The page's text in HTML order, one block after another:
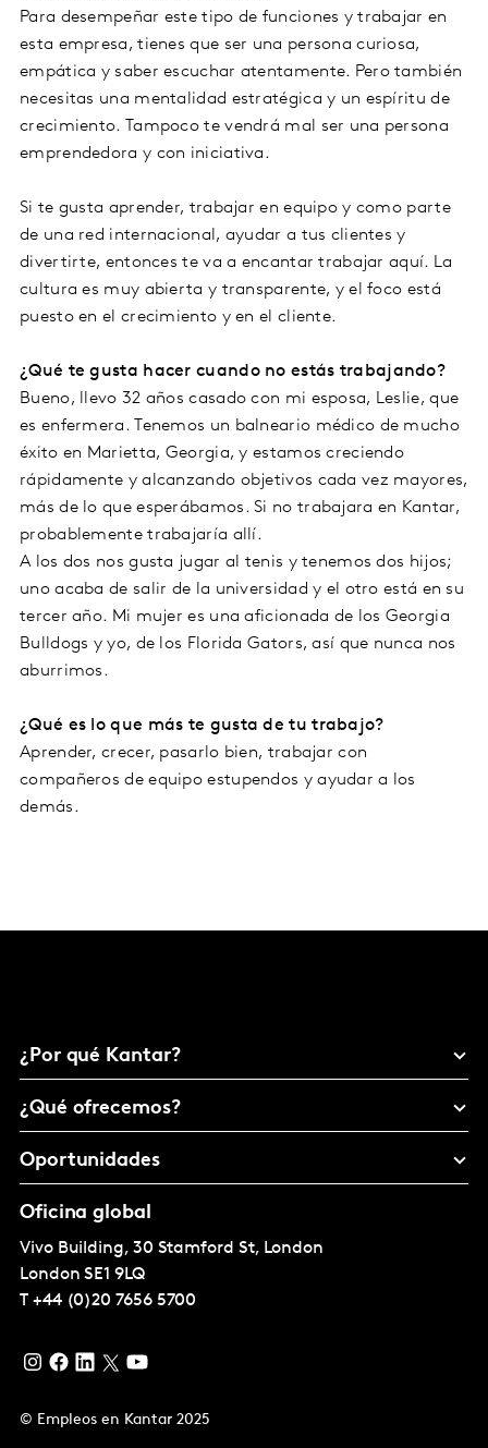
Para desempeñar este tipo de funciones y trabajar en
esta empresa, tienes que ser una persona curiosa,
empática y saber escuchar atentamente. Pero también
necesitas una mentalidad estratégica y un espíritu de
crecimiento. Tampoco te vendrá mal ser una persona
emprendedora y con iniciativa.
Si te gusta aprender, trabajar en equipo y como parte
de una red internacional, ayudar a tus clientes y
divertirte, entonces te va a encantar trabajar aquí. La
cultura es muy abierta y transparente, y el foco está
puesto en el crecimiento y en el cliente.
¿Qué te gusta hacer cuando no estás trabajando?
Bueno, llevo 32 años casado con mi esposa, Leslie, que
es enfermera. Tenemos un balneario médico de mucho
éxito en Marietta, Georgia, y estamos creciendo
rápidamente y alcanzando objetivos cada vez mayores,
más de lo que esperábamos. Si no trabajara en Kantar,
probablemente trabajaría allí.
A los dos nos gusta jugar al tenis y tenemos dos hijos;
uno acaba de salir de la universidad y el otro está en su
tercer año. Mi mujer es una aficionada de los Georgia
Bulldogs y yo, de los Florida Gators, así que nunca nos
aburrimos.
¿Qué es lo que más te gusta de tu trabajo?
Aprender, crecer, pasarlo bien, trabajar con
compañeros de equipo estupendos y ayudar a los
demás.
¿Por qué Kantar?
¿Qué ofrecemos?
Oportunidades
Oficina global
Vivo Building, 30 Stamford St, London
London SE1 9LQ
T +44 (0)20 7656 5700
© Empleos en Kantar 2025